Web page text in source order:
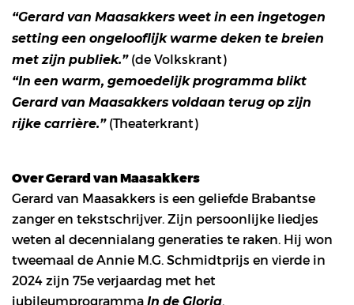
“Gerard van Maasakkers weet in een ingetogen
setting een ongelooflijk warme deken te breien
met zijn publiek.”(de Volkskrant)
“In een warm, gemoedelijk programma blikt
Gerard van Maasakkers voldaan terug op zijn
rijke carrière.”(Theaterkrant)
Over Gerard van Maasakkers
Gerard van Maasakkers is een geliefde Brabantse
zanger en tekstschrijver. Zijn persoonlijke liedjes
weten al decennialang generaties te raken. Hij won
tweemaal de Annie M.G. Schmidtprijs en vierde in
2024 zijn 75e verjaardag met het
jubileumprogramma In de Gloria